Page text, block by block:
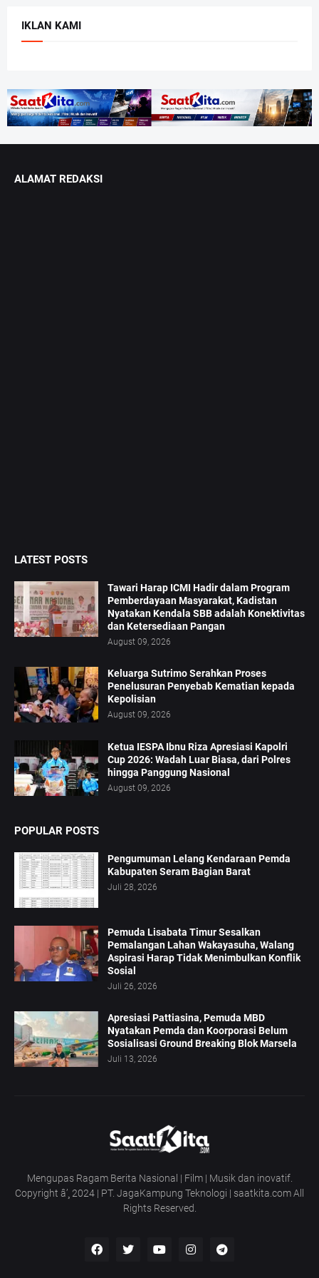
IKLAN KAMI
ALAMAT REDAKSI
LATEST POSTS
Tawari Harap ICMI Hadir dalam Program
Pemberdayaan Masyarakat, Kadistan
Nyatakan Kendala SBB adalah Konektivitas
dan Ketersediaan Pangan
August 09, 2026
Keluarga Sutrimo Serahkan Proses
Penelusuran Penyebab Kematian kepada
Kepolisian
August 09, 2026
Ketua IESPA Ibnu Riza Apresiasi Kapolri
Cup 2026: Wadah Luar Biasa, dari Polres
hingga Panggung Nasional
August 09, 2026
POPULAR POSTS
Pengumuman Lelang Kendaraan Pemda
Kabupaten Seram Bagian Barat
Juli 28, 2026
Pemuda Lisabata Timur Sesalkan
Pemalangan Lahan Wakayasuha, Walang
Aspirasi Harap Tidak Menimbulkan Konflik
Sosial
Juli 26, 2026
Apresiasi Pattiasina, Pemuda MBD
Nyatakan Pemda dan Koorporasi Belum
Sosialisasi Ground Breaking Blok Marsela
Juli 13, 2026
Mengupas Ragam Berita Nasional | Film | Musik dan inovatif.
Copyright â’¸ 2024 | PT. JagaKampung Teknologi | saatkita.com All
Rights Reserved.